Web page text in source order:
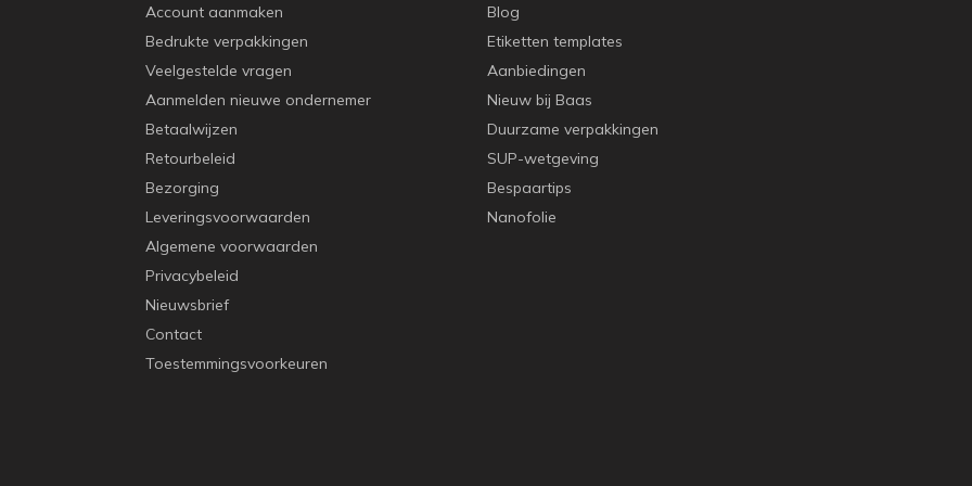
Account aanmaken
Bedrukte verpakkingen
Veelgestelde vragen
Aanmelden nieuwe ondernemer
Betaalwijzen
Retourbeleid
Bezorging
Leveringsvoorwaarden
Algemene voorwaarden
Privacybeleid
Nieuwsbrief
Contact
Toestemmingsvoorkeuren
Blog
Etiketten templates
Aanbiedingen
Nieuw bij Baas
Duurzame verpakkingen
SUP-wetgeving
Bespaartips
Nanofolie